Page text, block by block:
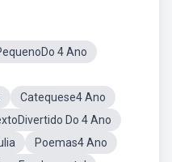
4 Ano
Catequese4 Ano
Do 4 Ano
Poemas4 Ano